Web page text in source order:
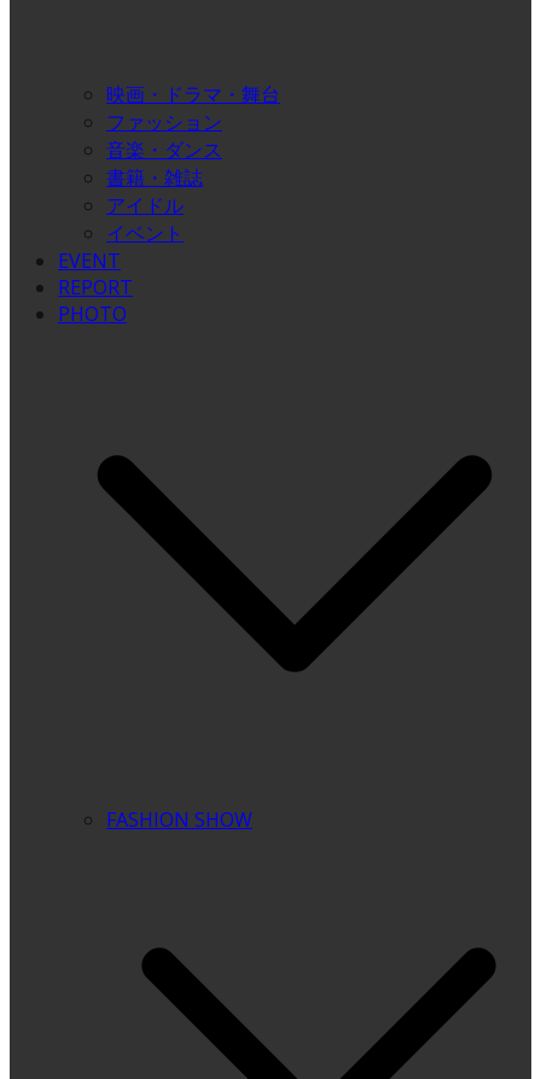
映画・ドラマ・舞台
ファッション
音楽・ダンス
書籍・雑誌
アイドル
イベント
EVENT
REPORT
PHOTO
FASHION SHOW